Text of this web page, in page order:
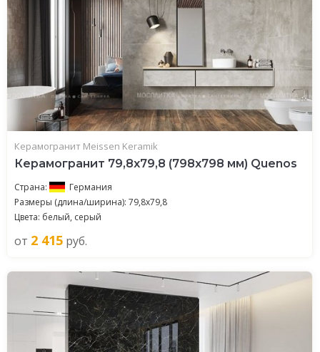
Керамогранит Meissen Keramik
Керамогранит 79,8x79,8 (798x798 мм) Quenos
Страна:
Германия
Размеры (длина/ширина): 79,8x79,8
Цвета: белый, серый
от 2 415 руб.